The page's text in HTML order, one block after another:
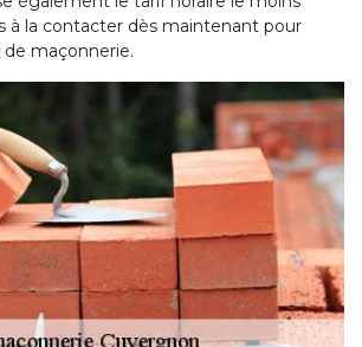
à la contacter dès maintenant pour
de maçonnerie.